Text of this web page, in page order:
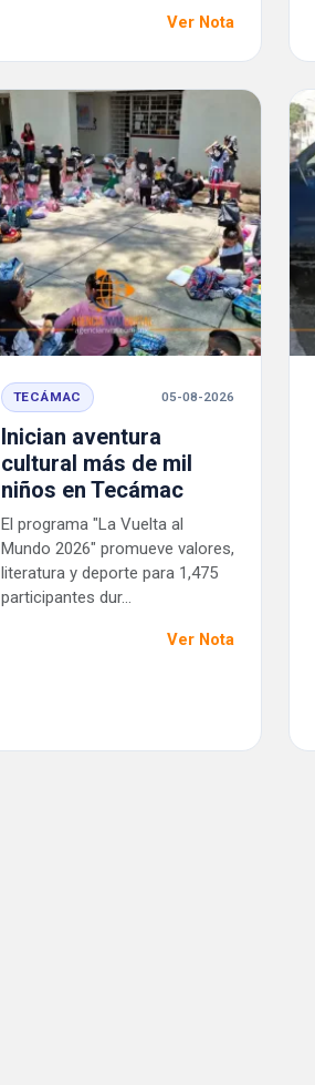
Ver Nota
TECÁMAC 05-08-2026
Inician aventura
cultural más de mil
niños en Tecámac
El programa "La Vuelta al
Mundo 2026" promueve valores,
literatura y deporte para 1,475
participantes dur...
Ver Nota